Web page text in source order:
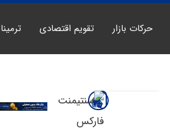
حرکات بازار تقویم اقتصادی